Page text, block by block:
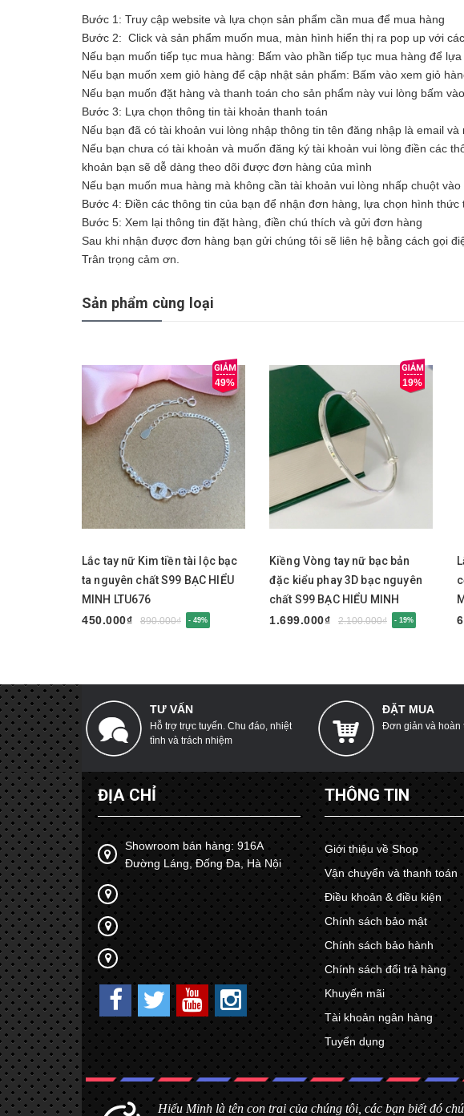
Bước 1: Truy cập website và lựa chọn sản phẩm cần mua để mua hàng
Bước 2: Click và sản phẩm muốn mua, màn hình hiển thị ra pop up với
Nếu bạn muốn tiếp tục mua hàng: Bấm vào phần tiếp tục mua hàng để
Nếu bạn muốn xem giỏ hàng để cập nhật sản phẩm: Bấm vào xem giỏ
Nếu bạn muốn đặt hàng và thanh toán cho sản phẩm này vui lòng bấm
Bước 3: Lựa chọn thông tin tài khoản thanh toán
Nếu bạn đã có tài khoản vui lòng nhập thông tin tên đăng nhập là email
Nếu bạn chưa có tài khoản và muốn đăng ký tài khoản vui lòng điền các
khoản bạn sẽ dễ dàng theo dõi được đơn hàng của mình
Nếu bạn muốn mua hàng mà không cần tài khoản vui lòng nhấp chuột
Bước 4: Điền các thông tin của bạn để nhận đơn hàng, lựa chọn hình
Bước 5: Xem lại thông tin đặt hàng, điền chú thích và gửi đơn hàng
Sau khi nhận được đơn hàng bạn gửi chúng tôi sẽ liên hệ bằng cách gọi
Trân trọng cảm ơn.
Sản phẩm cùng loại
49%
Lắc tay nữ Kim tiền tài lộc bạc
ta nguyên chất S99 BẠC HIỂU
MINH LTU676
450.000₫
890.000₫ - 49%
19%
Kiềng Vòng tay nữ bạc bản
đặc kiểu phay 3D bạc nguyên
chất S99 BẠC HIỂU MINH
LTU675
1.699.000₫ 2.100.000₫ - 19%
TƯ VẤN
Hỗ trợ trực tuyến. Chu đáo, nhiệt
tình và trách nhiệm
ĐẶT MUA
Đơn giản và hoàn
ĐỊA CHỈ
Showroom bán hàng: 916A
Đường Láng, Đống Đa, Hà Nội
THÔNG TIN
Giới thiệu về Shop
Vận chuyển và thanh toán
Điều khoản & điều kiện
Chính sách bảo mật
Chính sách bảo hành
Chính sách đổi trả hàng
Khuyến mãi
Tài khoản ngân hàng
Tuyển dụng
Hiểu Minh là tên con trai của chúng tôi, các bạn biết đó